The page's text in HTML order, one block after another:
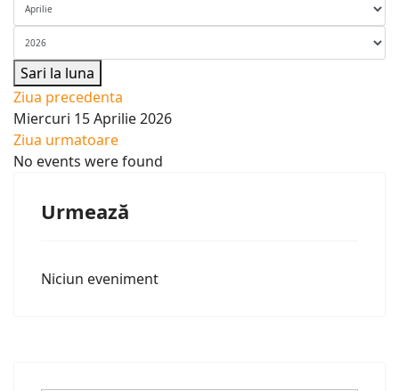
Sari la luna
Ziua precedenta
Miercuri 15 Aprilie 2026
Ziua urmatoare
No events were found
Urmează
Niciun eveniment